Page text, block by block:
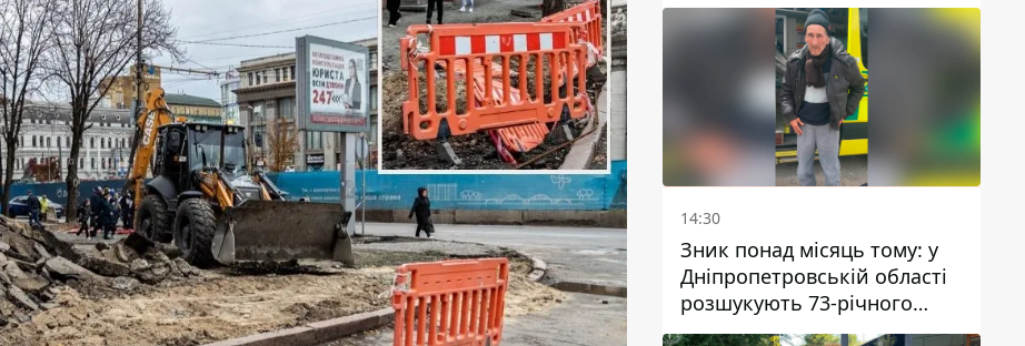
14:30
Зник понад місяць тому: у
Дніпропетровській області
розшукують 73-річного
чоловіка